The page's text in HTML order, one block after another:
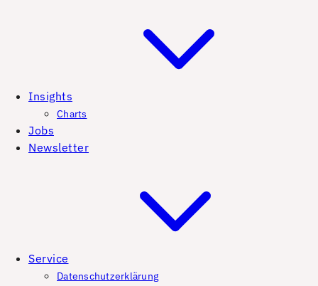
Insights
Charts
Jobs
Newsletter
Service
Datenschutzerklärung